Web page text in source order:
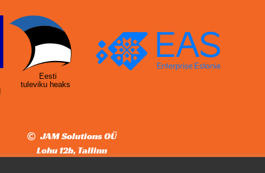
Eesti
tuleviku heaks
JAM Solutions OÜ
Lohu 12b, Tallinn